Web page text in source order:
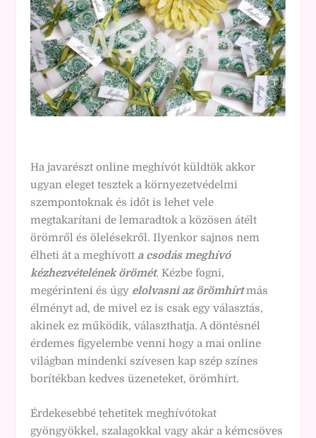
Ha javarészt online meghívót küldtök akkor
ugyan eleget tesztek a környezetvédelmi
szempontoknak és időt is lehet vele
megtakarítani de lemaradtok a közösen átélt
örömről és ölelésekről. Ilyenkor sajnos nem
élheti át a meghívott a csodás meghívó
kézhezvételének örömét. Kézbe fogni,
megérinteni és úgy elolvasni az örömhírtmás
élményt ad, de mivel ez is csak egy választás,
akinek ez működik, választhatja. A döntésnél
érdemes figyelembe venni hogy a mai online
világban mindenki szívesen kap szép színes
borítékban kedves üzeneteket, örömhírt.
Érdekesebbé tehetitek meghívótokat
gyöngyökkel, szalagokkal vagy akár a kémcsöves